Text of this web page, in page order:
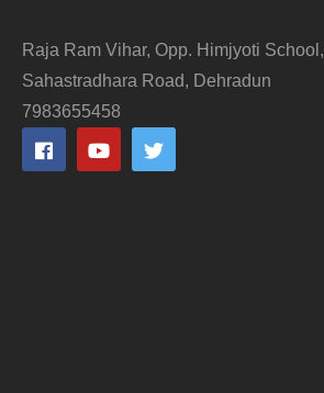
Raja Ram Vihar, Opp. Himjyoti School,
Sahastradhara Road, Dehradun
7983655458